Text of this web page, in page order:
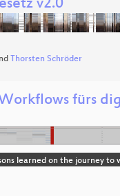
v2.0
Thorsten Schröder
fürs
learned on the journey to